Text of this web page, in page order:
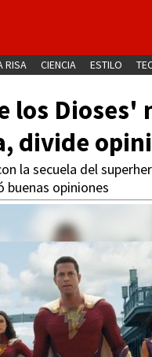
RISA CIENCIA ESTILO
los
divide
la secuela del
buenas opiniones